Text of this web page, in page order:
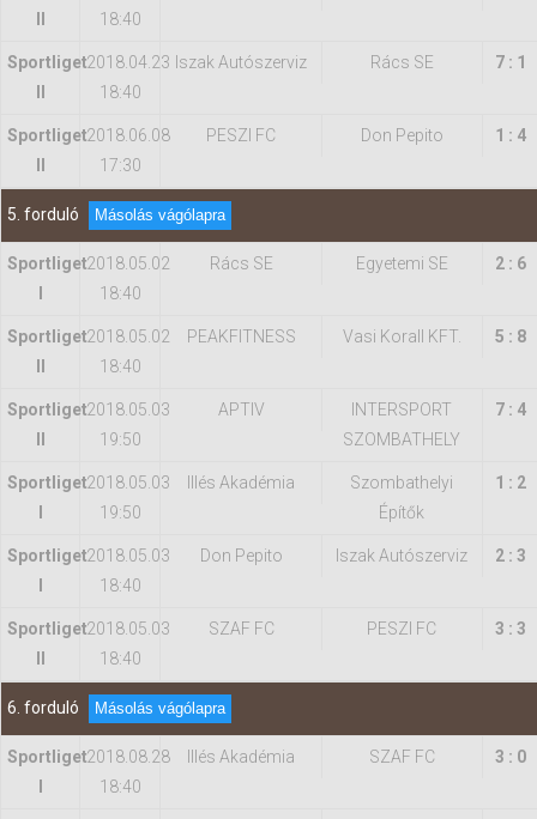
18:40
Sportliget2018.04.23
18:40
Iszak Autószerviz Rács SE 7 : 1
Sportliget2018.06.08
17:30
PESZI FC Don Pepito 1 : 4
5. forduló Másolás vágólapra
Sportliget2018.05.02
18:40
Rács SE Egyetemi SE 2 : 6
Sportliget2018.05.02
18:40
PEAKFITNESS Vasi Korall KFT. 5 : 8
Sportliget2018.05.03
19:50
APTIV
INTERSPORT
SZOMBATHELY
7 : 4
Sportliget2018.05.03
19:50
Illés Akadémia
Szombathelyi
Építők
1 : 2
Sportliget2018.05.03
18:40
Don Pepito Iszak Autószerviz 2 : 3
Sportliget2018.05.03
18:40
SZAF FC PESZI FC 3 : 3
6. forduló Másolás vágólapra
Sportliget2018.08.28
18:40
Illés Akadémia SZAF FC 3 : 0